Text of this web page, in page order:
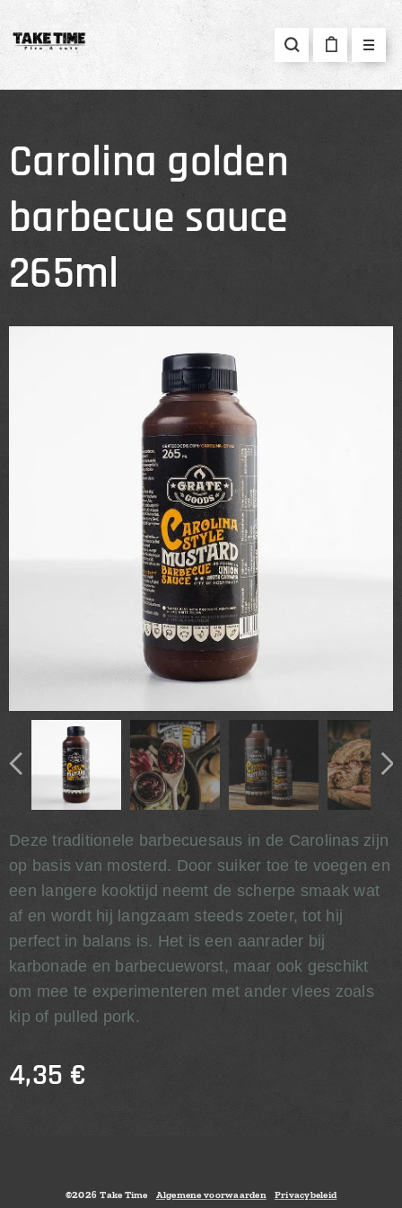
Carolina golden
barbecue sauce
265ml
Deze traditionele barbecuesaus in de Carolinas zijn
op basis van mosterd. Door suiker toe te voegen en
een langere kooktijd neemt de scherpe smaak wat
af en wordt hij langzaam steeds zoeter, tot hij
perfect in balans is. Het is een aanrader bij
karbonade en barbecueworst, maar ook geschikt
om mee te experimenteren met ander vlees zoals
kip of pulled pork.
4,35 €
©2026 Take Time Algemene voorwaarden Privacybeleid